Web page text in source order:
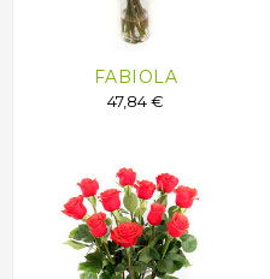
FABIOLA
47,84 €